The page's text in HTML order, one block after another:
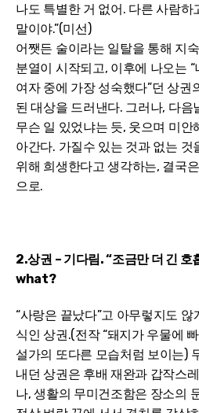
나도 특별한 거 없어. 다른 사람
말이야.”(미선)
어쨋든 술이라는 일탈을 통해 지
분열이 시작되고, 이후에 나오는
여자 중에 가장 성숙했다”던 상권
된 대상을 드러낸다. 그러나, 다음
무슨 일 있었냐는 듯, 웃으며 미
아간다. 가질수 있는 것과 없는
위해 희생한다고 생각하는, 결국
으로.
2.상권 – 기다림. “조금만 더 긴 호
what?
“사랑은 끝났다”고 아무렇지도 않
식인 상권.(전작 “돼지가 우물에
설가의 또다른 모습처럼 보이는)
내던 상권은 후배 재완과 갑작스
나, 생활의 무미건조함은 장소의